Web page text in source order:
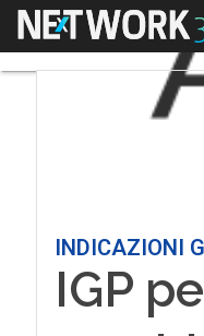
Menu
INDICAZIONI
IGP